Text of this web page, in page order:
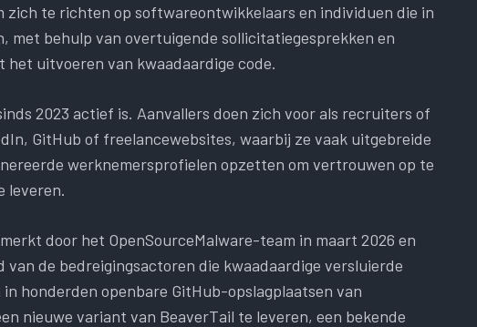
zich te richten op softwareontwikkelaars en individuen die in
behulp van overtuigende sollicitatiegesprekken en
het uitvoeren van kwaadaardige code.
2023 actief is. Aanvallers doen zich voor als recruiters of
GitHub of freelancewebsites, waarbij ze vaak uitgebreide
werknemersprofielen opzetten om vertrouwen op te
leveren.
door het OpenSourceMalware-team in maart 2026 en
de bedreigingsactoren die kwaadaardige versluierde
honderden openbare GitHub-opslagplaatsen van
​​nieuwe variant van BeaverTail te leveren, een bekende